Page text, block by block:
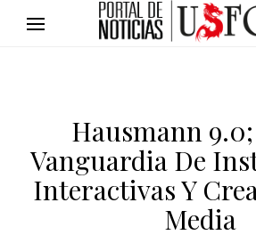
Hausmann
Vanguardia De
Interactivas Y
Media